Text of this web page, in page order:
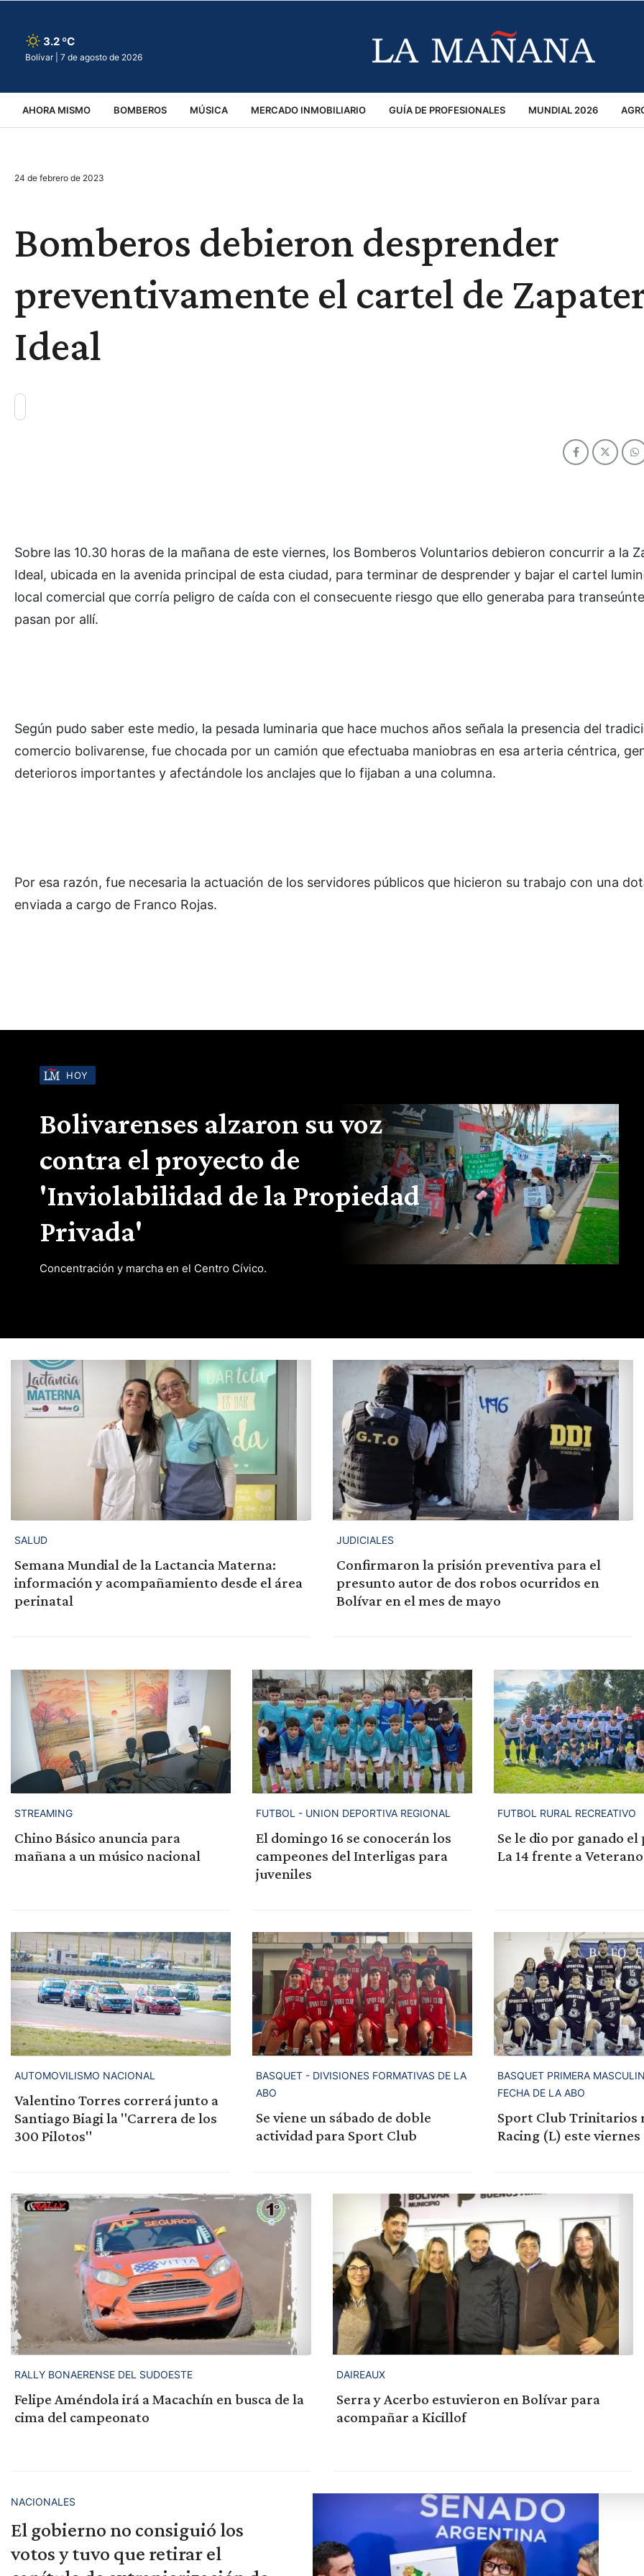
3.2 ºC
Bolívar | 7 de agosto de 2026
AHORA MISMO BOMBEROS MÚSICA MERCADO INMOBILIARIO GUÍA DE PROFESIONALES MUNDIAL 2026
VIRALES ACCIDENTES
24 de febrero de 2023
Bomberos debieron desprender
preventivamente el cartel de
Ideal
Sobre las 10.30 horas de la mañana de este viernes, los Bomberos Voluntarios debieron concurrir a la
Ideal, ubicada en la avenida principal de esta ciudad, para terminar de desprender y bajar el cartel
local comercial que corría peligro de caída con el consecuente riesgo que ello generaba para
pasan por allí.
Según pudo saber este medio, la pesada luminaria que hace muchos años señala la presencia del
comercio bolivarense, fue chocada por un camión que efectuaba maniobras en esa arteria céntrica,
deterioros importantes y afectándole los anclajes que lo fijaban a una columna.
Por esa razón, fue necesaria la actuación de los servidores públicos que hicieron su trabajo con una
enviada a cargo de Franco Rojas.
HOY
Bolivarenses alzaron su voz
contra el proyecto de
'Inviolabilidad de la Propiedad
Privada'
Concentración y marcha en el Centro Cívico.
SALUD
Semana Mundial de la Lactancia Materna:
información y acompañamiento desde el área
perinatal
JUDICIALES
Confirmaron la prisión preventiva para el
presunto autor de dos robos ocurridos en
Bolívar en el mes de mayo
STREAMING
Chino Básico anuncia para
mañana a un músico nacional
FUTBOL - UNION DEPORTIVA REGIONAL
El domingo 16 se conocerán los
campeones del Interligas para
juveniles
FUTBOL RURAL RECREATIVO
Se le dio por ganado
La 14 frente a Veterano
AUTOMOVILISMO NACIONAL
Valentino Torres correrá junto a
Santiago Biagi la "Carrera de los
300 Pilotos"
BASQUET - DIVISIONES FORMATIVAS DE LA
ABO
Se viene un sábado de doble
actividad para Sport Club
BASQUET PRIMERA
FECHA DE LA ABO
Sport Club Trinitarios
Racing (L) este viernes
RALLY BONAERENSE DEL SUDOESTE
Felipe Améndola irá a Macachín en busca de la
cima del campeonato
DAIREAUX
Serra y Acerbo estuvieron en Bolívar para
acompañar a Kicillof
NACIONALES
El gobierno no consiguió los
votos y tuvo que retirar el